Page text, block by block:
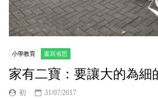
小學教育 書寫省思
家有二寶：要讓大的為細
初 31/07/2017